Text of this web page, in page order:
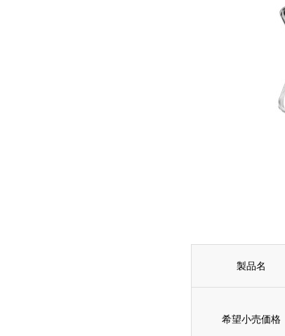
製品名
希望小売価格